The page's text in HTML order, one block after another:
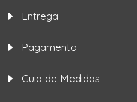
Entrega
Pagamento
Guia de Medidas